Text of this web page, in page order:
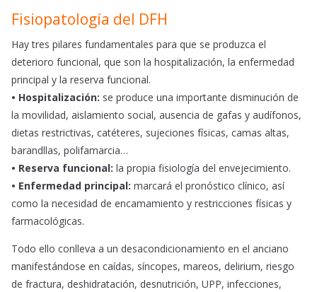
Fisiopatología del DFH
Hay tres pilares fundamentales para que se produzca el
deterioro funcional, que son la hospitalización, la enfermedad
principal y la reserva funcional.
• Hospitalización: se produce una importante disminución de
la movilidad, aislamiento social, ausencia de gafas y audífonos,
dietas restrictivas, catéteres, sujeciones físicas, camas altas,
barandllas, polifamarcia…
• Reserva funcional: la propia fisiología del envejecimiento.
• Enfermedad principal: marcará el pronóstico clínico, así
como la necesidad de encamamiento y restricciones físicas y
farmacológicas.
Todo ello conlleva a un desacondicionamiento en el anciano
manifestándose en caídas, síncopes, mareos, delirium, riesgo
de fractura, deshidratación, desnutrición, UPP, infecciones,